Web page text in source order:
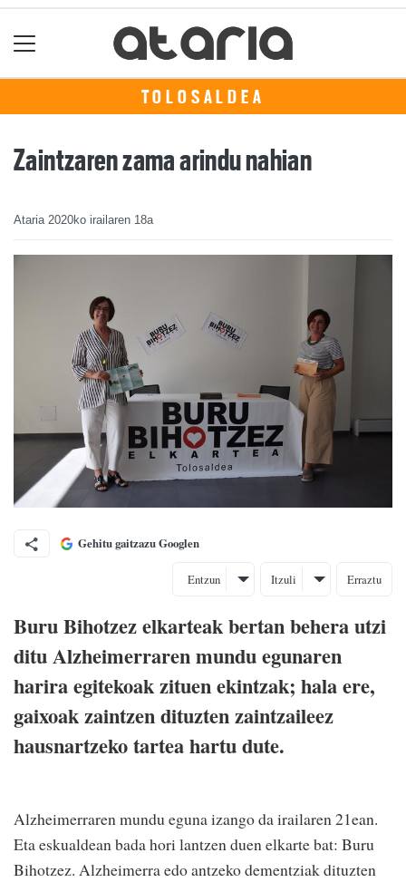
TOLOSALDEA
Zaintzaren zama arindu nahian
Ataria 2020ko irailaren 18a
Gehitu gaitzazu Googlen
Entzun Itzuli Erraztu
Buru Bihotzez elkarteak bertan behera utzi
ditu Alzheimerraren mundu egunaren
harira egitekoak zituen ekintzak; hala ere,
gaixoak zaintzen dituzten zaintzaileez
hausnartzeko tartea hartu dute.
Alzheimerraren mundu eguna izango da irailaren 21ean.
Eta eskualdean bada hori lantzen duen elkarte bat: Buru
Bihotzez. Alzheimerra edo antzeko dementziak dituzten